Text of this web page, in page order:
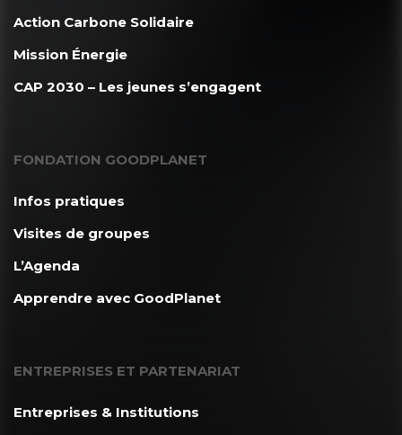
Action Carbone Solidaire
Mission Énergie
CAP 2030 – Les jeunes s’engagent
FONDATION GOODPLANET
Infos pratiques
Visites de groupes
L’Agenda
Apprendre avec GoodPlanet
ENTREPRISES ET PARTENARIAT
Entreprises & Institutions